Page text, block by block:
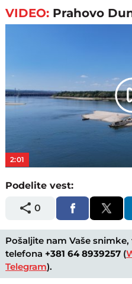
VIDEO: Prahovo
2:01
Podelite vest:
0
Pošaljite nam Vaše
telefona +381 64 8939257 (
Telegram).